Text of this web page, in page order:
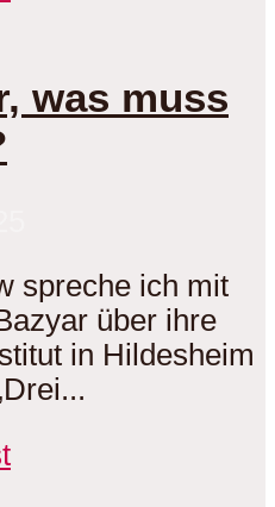
was muss
spreche ich mit
über ihre
in Hildesheim